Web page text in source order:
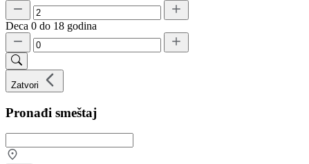
Deca 0 do 18 godina
Zatvori
Pronađi smeštaj